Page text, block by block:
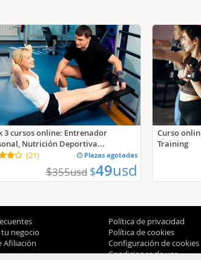
3 cursos online: Entrenador
Nutrición Deportiva...
(21) Plazas agotadas
$355usd $49usd
Curso
Training
negocio
Afiliación
Política de privacidad
Política de cookies
Configuración de cookies
Condiciones de uso